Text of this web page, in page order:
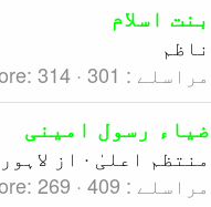
بنت اسلام
ناظم
مراسلے
301
314
ضیاء رسول امینی
منتظم اعلیٰ · از لاہور
مراسلے
409
269